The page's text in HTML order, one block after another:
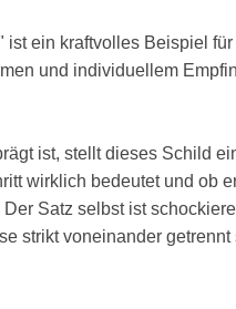
ist ein kraftvolles Beispiel für
und individuellem
ist, stellt dieses Schild
wirklich bedeutet und ob
Satz selbst ist
strikt voneinander getrennt